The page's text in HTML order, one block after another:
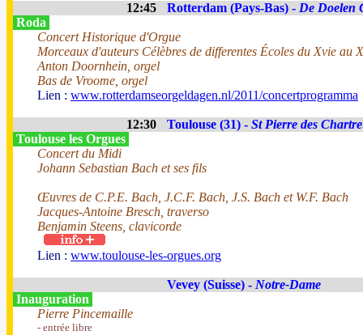
12:45 Rotterdam (Pays-Bas) - De Doelen
Roda
Concert Historique d'Orgue
Morceaux d'auteurs Célèbres de differentes Écoles du Xvie au
Anton Doornhein, orgel
Bas de Vroome, orgel
Lien : www.rotterdamseorgeldagen.nl/2011/concertprogramma
12:30 Toulouse (31) - St Pierre des
Toulouse les Orgues
Concert du Midi
Johann Sebastian Bach et ses fils
Œuvres de C.P.E. Bach, J.C.F. Bach, J.S. Bach et W.F. Bach
Jacques-Antoine Bresch, traverso
Benjamin Steens, clavicorde
Lien : www.toulouse-les-orgues.org
Vevey (Suisse) - Notre-Dame
Inauguration
Pierre Pincemaille
- entrée libre